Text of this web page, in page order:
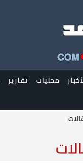
محليات تقارير